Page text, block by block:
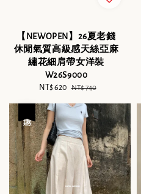
【NEWOPEN】26夏老錢
休閒氣質高級感天絲亞麻
繡花細肩帶女洋裝
W26S9000
Sale
NT$ 620 Regular
NT$ 740